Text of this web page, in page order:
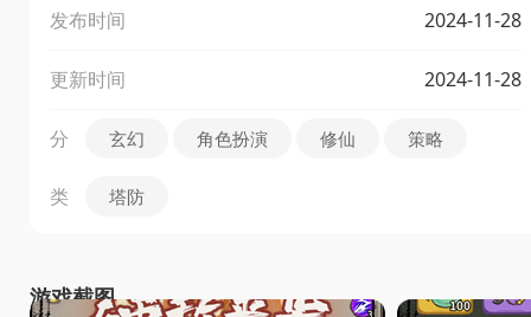
发布时间 2024-11-28
更新时间 2024-11-28
分
类
玄幻 角色扮演 修仙 策略
塔防
游戏截图